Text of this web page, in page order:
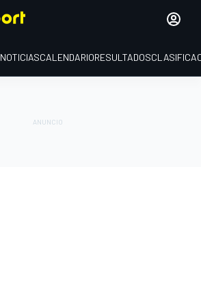
NOTICIASCALENDARIORESULTADOS